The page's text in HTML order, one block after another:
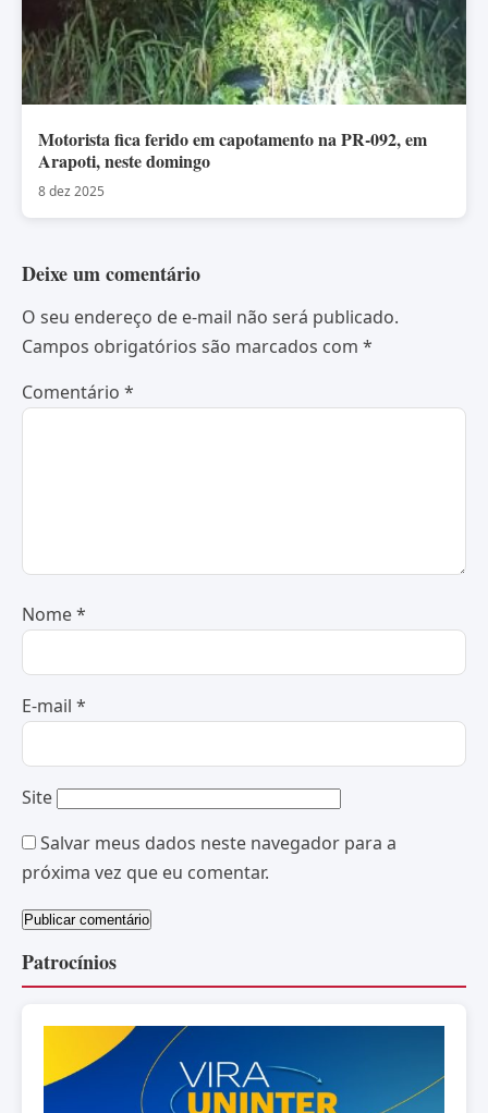
Motorista fica ferido em capotamento na PR-092, em
Arapoti, neste domingo
8 dez 2025
Deixe um comentário
O seu endereço de e-mail não será publicado.
Campos obrigatórios são marcados com *
Comentário *
Nome*
E-mail *
Site
Salvar meus dados neste navegador para a
próxima vez que eu comentar.
Patrocínios